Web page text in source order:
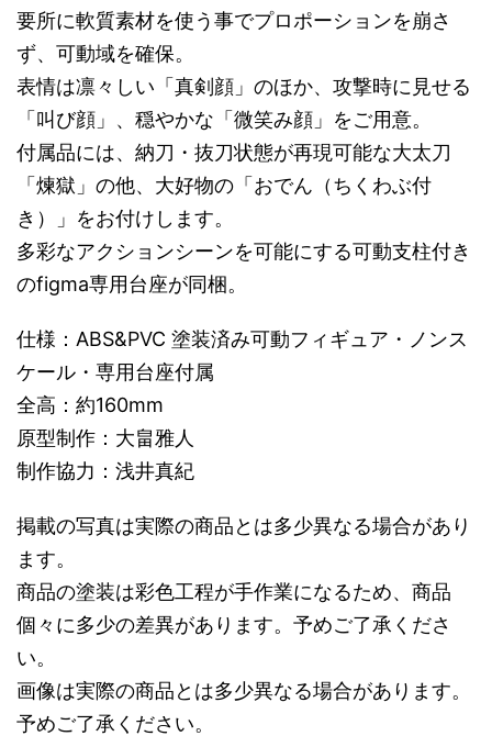
要所に軟質素材を使う事でプロポーションを崩さ
ず、可動域を確保。
表情は凛々しい「真剣顔」のほか、攻撃時に見せる
「叫び顔」、穏やかな「微笑み顔」をご用意。
付属品には、納刀・抜刀状態が再現可能な大太刀
「煉獄」の他、大好物の「おでん（ちくわぶ付
き）」をお付けします。
多彩なアクションシーンを可能にする可動支柱付き
のfigma専用台座が同梱。
仕様：ABS&PVC 塗装済み可動フィギュア・ノンス
ケール・専用台座付属
全高：約160mm
原型制作：大畠雅人
制作協力：浅井真紀
掲載の写真は実際の商品とは多少異なる場合があり
ます。
商品の塗装は彩色工程が手作業になるため、商品
個々に多少の差異があります。予めご了承くださ
い。
画像は実際の商品とは多少異なる場合があります。
予めご了承ください。